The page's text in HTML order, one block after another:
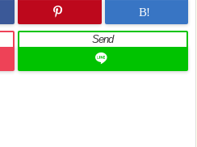
B!
Send